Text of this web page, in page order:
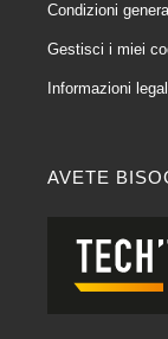
AVETE
Condizioni
Gestisci i miei
Informazioni